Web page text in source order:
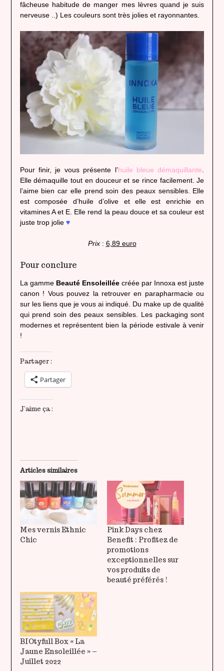
fâcheuse habitude de manger mes lèvres quand je suis
nerveuse ..) Les couleurs sont très jolies et rayonnantes.
Pour finir, je vous présente l’huile bleue démaquillante
Elle démaquille tout en douceur et se rince facilement. Je
l’aime bien car elle prend soin des peaux sensibles. Elle
est composée d’huile d’olive et elle est enrichie en
vitamines A et E. Elle rend la peau douce et sa couleur est
juste trop jolie ♥
Prix: 6,89 euro
Pour conclure
La gamme Beauté Ensoleilléecréée par Innoxa est juste
canon ! Vous pouvez la retrouver en parapharmacie ou
sur les liens que je vous ai indiqué. Du make up de qualité
qui prend soin des peaux sensibles. Les packaging sont
modernes et représentent bien la période estivale à venir
!
Partager :
Partager
J’aime ça :
Articles similaires
Mes vernis Ethnic
Chic
Pink Days chez
Benefit : Profitez de
promotions
exceptionnelles sur
vos produits de
beauté préférés !
BIOtyfull Box « La
Jaune Ensoleillée » –
Juillet 2022